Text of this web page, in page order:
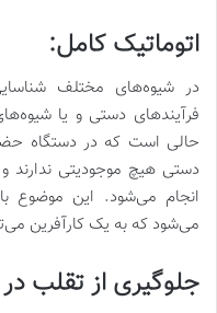
اتوماتیک کامل:
در شیوه‌های مختلف
فرآیندهای دستی و یا
حالی است که در دستگاه
دستی هیچ موجودیتی ندارند
انجام می‌شود. این موضوع
می‌شود که به یک کارآفرین
جلوگیری از تقلب